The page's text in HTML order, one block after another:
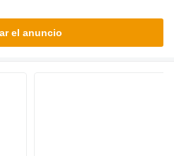
el anuncio